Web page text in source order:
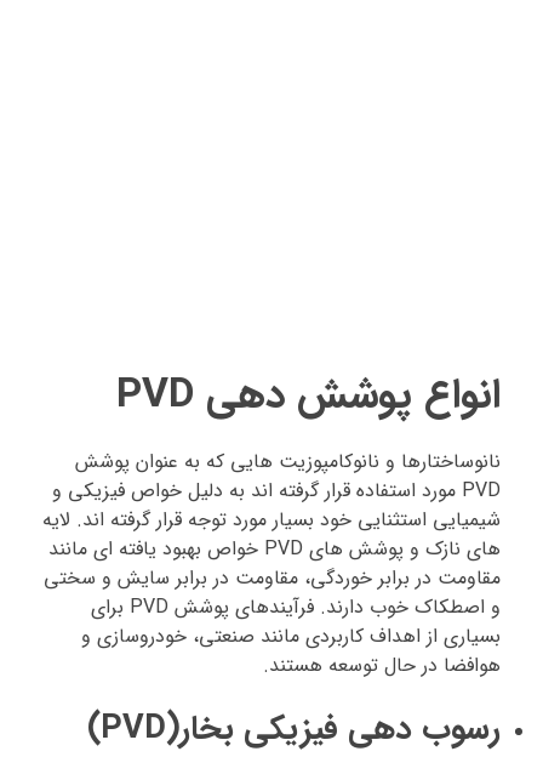
انواع پوشش دهی PVD
نانوساختارها و نانوکامپوزیت هایی که به عنوان پوشش
PVD مورد استفاده قرار گرفته اند به دلیل خواص فیزیکی و
شیمیایی استثنایی خود بسیار مورد توجه قرار گرفته اند. لایه
های نازک و پوشش های PVD خواص بهبود یافته ای مانند
مقاومت در برابر خوردگی، مقاومت در برابر سایش و سختی
و اصطکاک خوب دارند. فرآیندهای پوشش PVD برای
بسیاری از اهداف کاربردی مانند صنعتی، خودروسازی و
هوافضا در حال توسعه هستند.
رسوب دهی فیزیکی بخار(PVD)